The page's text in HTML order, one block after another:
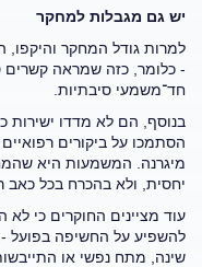
יש גם מגבלות למחקר
למרות גודל המחקר
- כלומר, כזה שמראה קשרים
חד־משמעי סיבתיות
בנוסף, הם לא מדדו ישירות
הסתמכו על ביקורים
מיגרנה. המשמעות היא
יחסית, ולא בהכרח בכל כאב
עוד מציינים החוקרים כי לא
להשפיע על החשיפה בפועל -
שינה, מתח נפשי או